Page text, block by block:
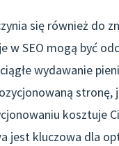
się również do
w SEO mogą być
wydawanie
kosztuje
jest kluczowa dla